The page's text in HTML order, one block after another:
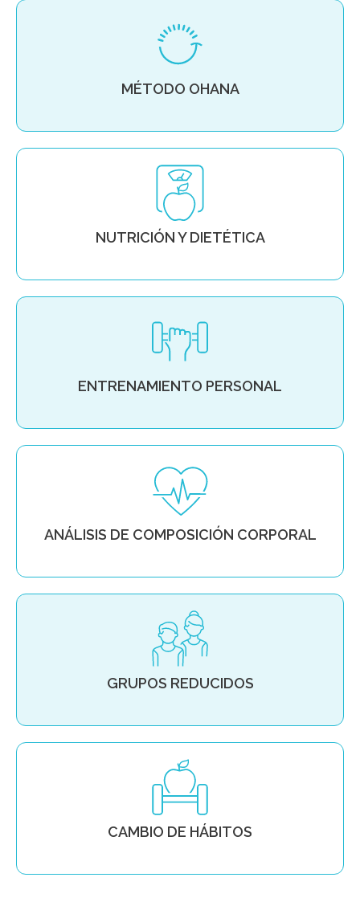
MÉTODO OHANA
NUTRICIÓN Y DIETÉTICA
ENTRENAMIENTO PERSONAL
ANÁLISIS DE COMPOSICIÓN CORPORAL
GRUPOS REDUCIDOS
CAMBIO DE HÁBITOS